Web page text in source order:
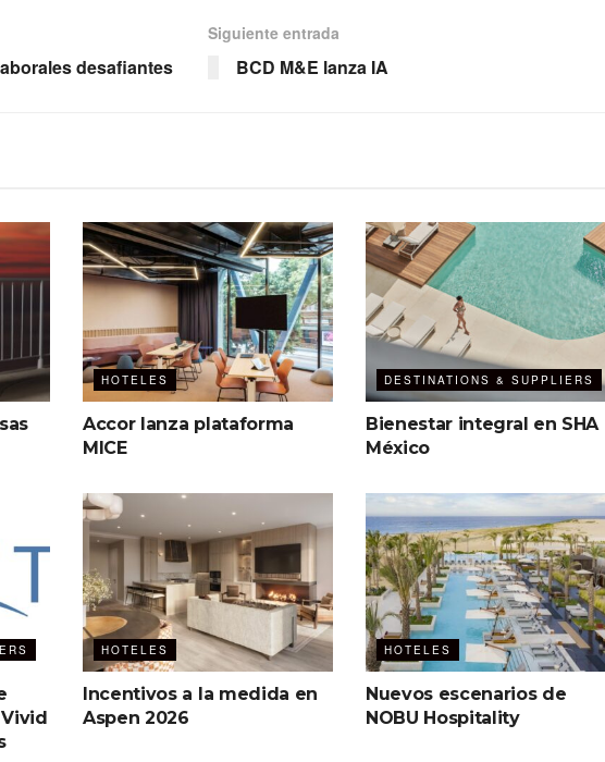
desafiantes
Siguiente entrada
BCD M&E lanza IA
HOTELES
Accor lanza plataforma
MICE
DESTINATIONS & SUPPLIERS
Bienestar integral en SHA
México
HOTELES
Incentivos a la medida en
Aspen 2026
HOTELES
Nuevos escenarios de
NOBU Hospitality